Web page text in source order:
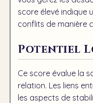
score élevé indique
conflits de manière
Potentiel
Ce score évalue la
relation. Les liens
les aspects de